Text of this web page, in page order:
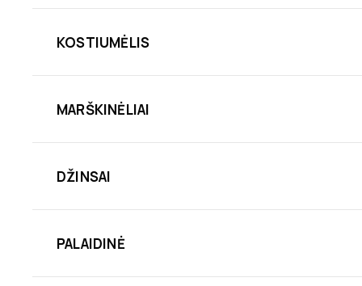
KOSTIUMĖLIS
MARŠKINĖLIAI
DŽINSAI
PALAIDINĖ